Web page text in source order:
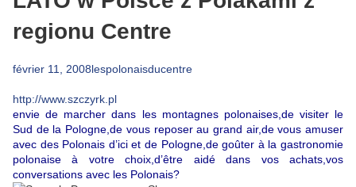
regionu Centre
février 11, 2008lespolonaisducentre
http://www.szczyrk.pl
envie de marcher dans les montagnes polonaises,de visiter le
Sud de la Pologne,de vous reposer au grand air,de vous amuser
avec des Polonais d’ici et de Pologne,de goûter à la gastronomie
polonaise à votre choix,d’être aidé dans vos achats,vos
conversations avec les Polonais?